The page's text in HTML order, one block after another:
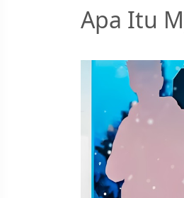
Apa Itu